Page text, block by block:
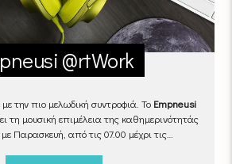
@rtWork
την πιο μελωδική συντροφιά. Το Empneusi
τη μουσική επιμέλεια της καθημερινότητάς
Παρασκευή, από τις 07.00 μέχρι τις